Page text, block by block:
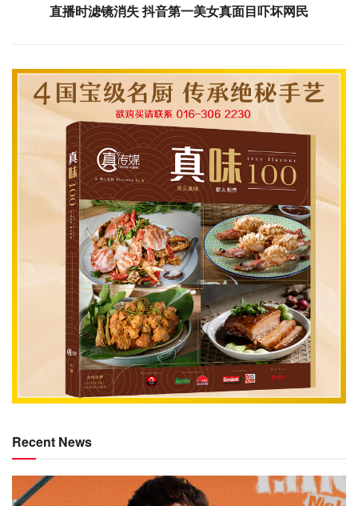
直播时滤镜消失 抖音第一美女真面目吓坏网民
Recent News